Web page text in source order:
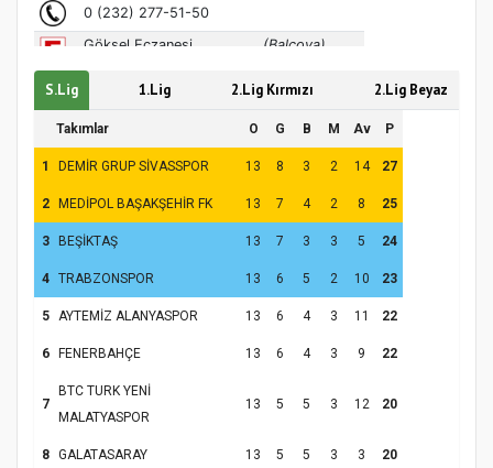
S.Lig 1.Lig 2.Lig Kırmızı 2.Lig Beyaz
Takımlar O G B M Av P
1 DEMİR GRUP SİVASSPOR 13 8 3 2 14 27
2 MEDİPOL BAŞAKŞEHİR FK 13 7 4 2 8 25
3 BEŞİKTAŞ 13 7 3 3 5 24
4 TRABZONSPOR 13 6 5 2 10 23
5 AYTEMİZ ALANYASPOR 13 6 4 3 11 22
6 FENERBAHÇE 13 6 4 3 9 22
7
BTC TURK YENİ
MALATYASPOR
13 5 5 3 12 20
8 GALATASARAY 13 5 5 3 3 20